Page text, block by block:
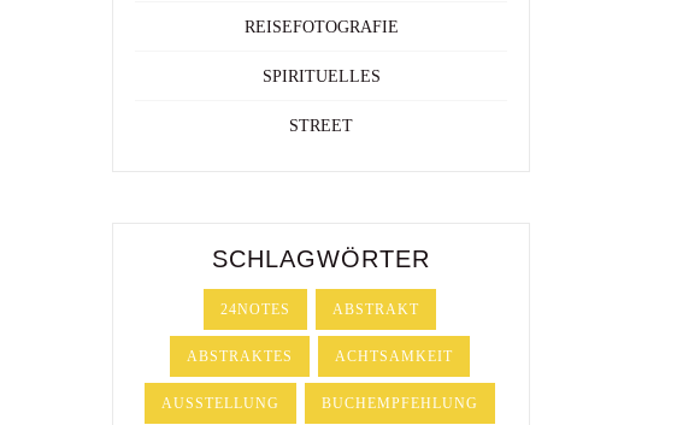
REISEFOTOGRAFIE
SPIRITUELLES
STREET
SCHLAGWÖRTER
24NOTES ABSTRAKT
ABSTRAKTES ACHTSAMKEIT
AUSSTELLUNG BUCHEMPFEHLUNG